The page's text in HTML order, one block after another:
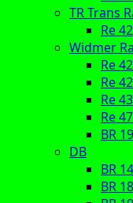
TR Trans
Re
Widmer
Re
Re
Re
Re
BR
DB
BR
BR